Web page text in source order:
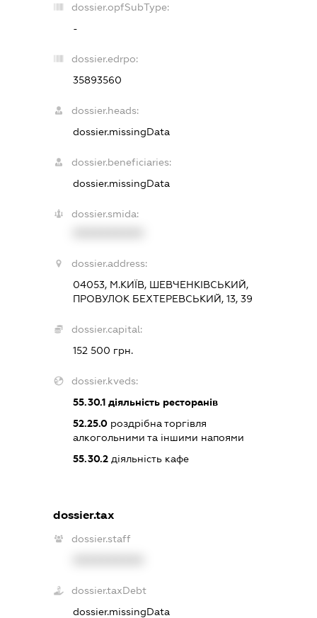
dossier.opfSubType:
-
dossier.edrpo:
35893560
dossier.heads:
dossier.missingData
dossier.beneficiaries:
dossier.missingData
dossier.smida:
dossier.address:
04053, М.КИЇВ, ШЕВЧЕНКІВСЬКИЙ,
ПРОВУЛОК БЕХТЕРЕВСЬКИЙ, 13, 39
dossier.capital:
152 500 грн.
dossier.kveds:
55.30.1діяльність ресторанів
52.25.0роздрібна торгівля
алкогольними та іншими напоями
55.30.2діяльність кафе
dossier.tax
dossier.staff
dossier.taxDebt
dossier.missingData